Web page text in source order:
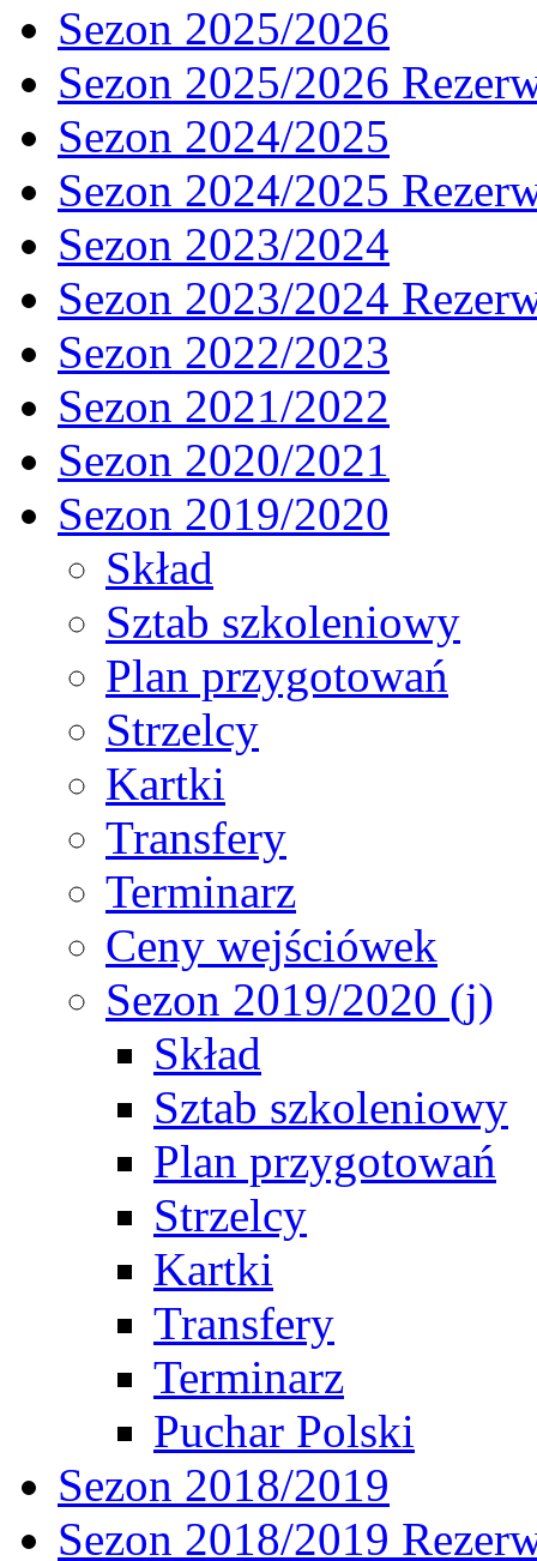
Sezon 2025/2026
Sezon 2025/2026
Sezon 2024/2025
Sezon 2024/2025
Sezon 2023/2024
Sezon 2023/2024
Sezon 2022/2023
Sezon 2021/2022
Sezon 2020/2021
Sezon 2019/2020
Skład
Sztab szkoleniowy
Plan przygotowań
Strzelcy
Kartki
Transfery
Terminarz
Ceny wejściówek
Sezon 2019/2020 (j)
Skład
Sztab szkoleniowy
Plan przygotowań
Strzelcy
Kartki
Transfery
Terminarz
Puchar Polski
Sezon 2018/2019
Sezon 2018/2019